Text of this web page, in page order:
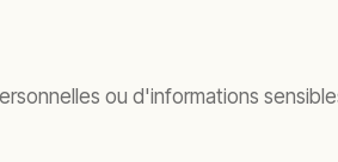
ou d'informations